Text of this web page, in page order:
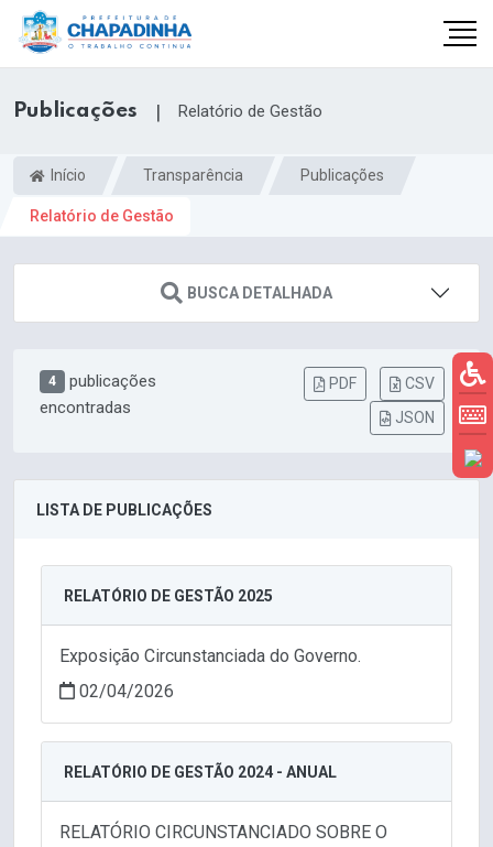
Publicações | Relatório de Gestão
Início Transparência Publicações
Relatório de Gestão
BUSCA DETALHADA
4
publicações
encontradas
PDF
CSV
JSON
LISTA DE PUBLICAÇÕES
RELATÓRIO DE GESTÃO 2025
Exposição Circunstanciada do Governo.
02/04/2026
RELATÓRIO DE GESTÃO 2024 - ANUAL
RELATÓRIO CIRCUNSTANCIADO SOBRE O